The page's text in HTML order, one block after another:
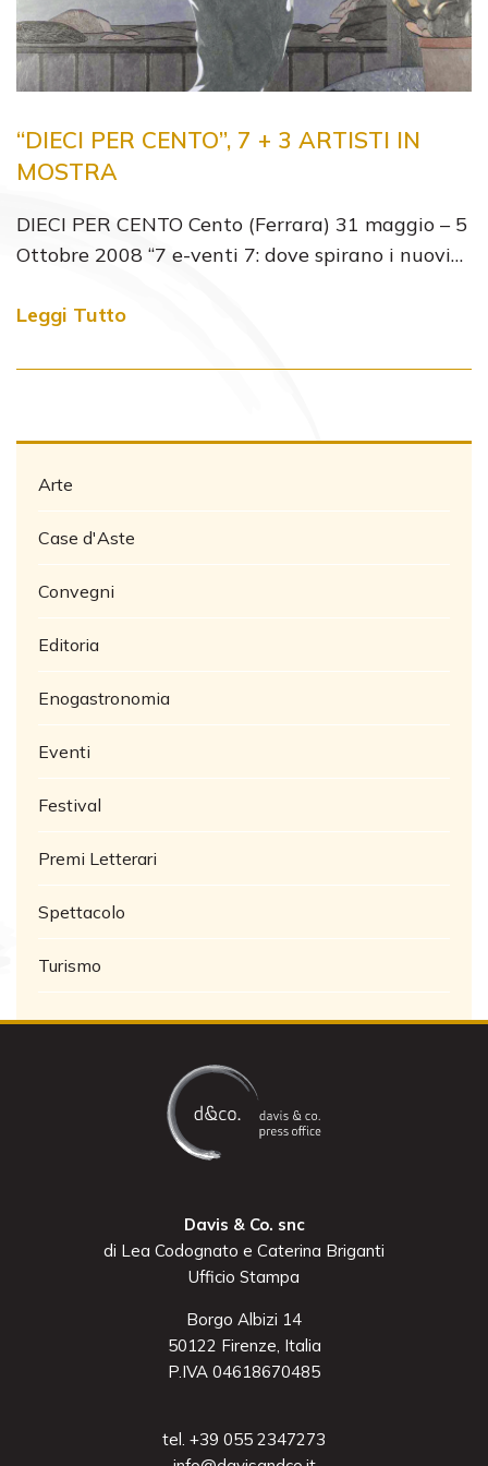
“DIECI PER CENTO”, 7 + 3 ARTISTI IN
MOSTRA
DIECI PER CENTO Cento (Ferrara) 31 maggio – 5
Ottobre 2008 “7 e-venti 7: dove spirano i nuovi…
Leggi Tutto
Arte
Case d'Aste
Convegni
Editoria
Enogastronomia
Eventi
Festival
Premi Letterari
Spettacolo
Turismo
Davis & Co. snc
di Lea Codognato e Caterina Briganti
Ufficio Stampa
Borgo Albizi 14
50122 Firenze, Italia
P.IVA 04618670485
tel. +39 055 2347273